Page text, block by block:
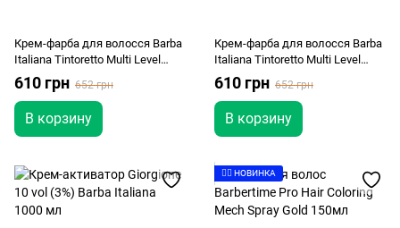
Крем-фарба для волосся Barba
Italiana Tintoretto Multi Level
Grey Hair Color Cream nr.1 60 мл
610 грн 652 грн
В корзину
Крем-фарба для волосся Barba
Italiana Tintoretto Multi Level
Grey Hair Color Cream nr.3 60 мл
610 грн 652 грн
В корзину
👉🏻 НОВИНКА